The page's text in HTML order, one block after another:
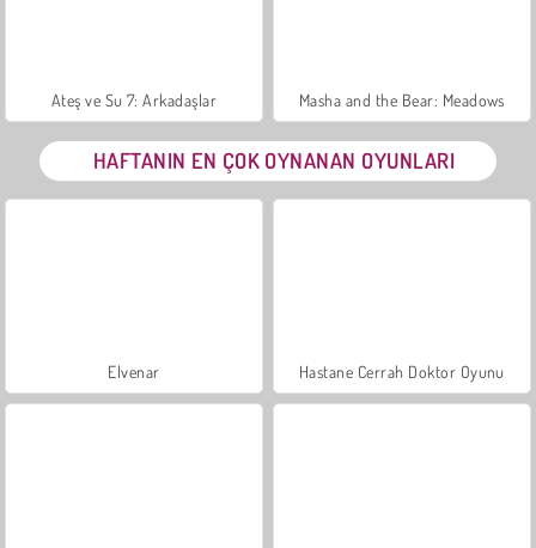
Ateş ve Su 7: Arkadaşlar Masha and the Bear: Meadows
HAFTANIN EN ÇOK OYNANAN OYUNLARI
Elvenar Hastane Cerrah Doktor Oyunu